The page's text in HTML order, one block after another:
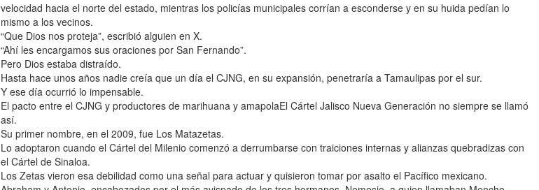
velocidad hacia el norte del estado, mientras los policías municipales corrían a esconderse y en su huida pedían lo
mismo a los vecinos.
“Que Dios nos proteja”, escribió alguien en X.
“Ahí les encargamos sus oraciones por San Fernando”.
Pero Dios estaba distraído.
Hasta hace unos años nadie creía que un día el CJNG, en su expansión, penetraría a Tamaulipas por el sur.
Y ese día ocurrió lo impensable.
El pacto entre el CJNG y productores de marihuana y amapolaEl Cártel Jalisco Nueva Generación no siempre se llamó
así.
Su primer nombre, en el 2009, fue Los Matazetas.
Lo adoptaron cuando el Cártel del Milenio comenzó a derrumbarse con traiciones internas y alianzas quebradizas con
el Cártel de Sinaloa.
Los Zetas vieron esa debilidad como una señal para actuar y quisieron tomar por asalto el Pacífico mexicano.